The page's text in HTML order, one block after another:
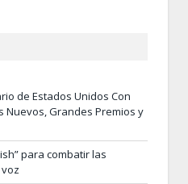
de Estados Unidos Con
Nuevos, Grandes Premios y
para combatir las